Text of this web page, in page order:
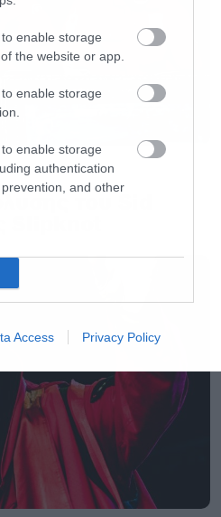
enable storage
the website or app.
enable storage
enable storage
authentication
and other
Access Privacy Policy
του Sid